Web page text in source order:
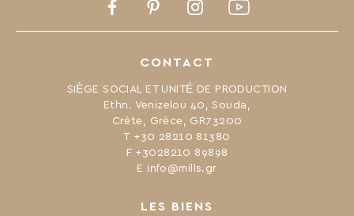
LES BIENS
CONTACT
SIÈGE SOCIAL ET UNITÉ DE PRODUCTION
Ethn. Venizelou 40, Souda,
Crète, Grèce, GR73200
Τ +30 28210 81380
F +3028210 89898
Ε info@mills.gr
FacebookPinterestInstagramYoutube